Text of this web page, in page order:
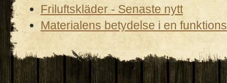
Friluftskläder - Senaste nytt
Materialens betydelse i en